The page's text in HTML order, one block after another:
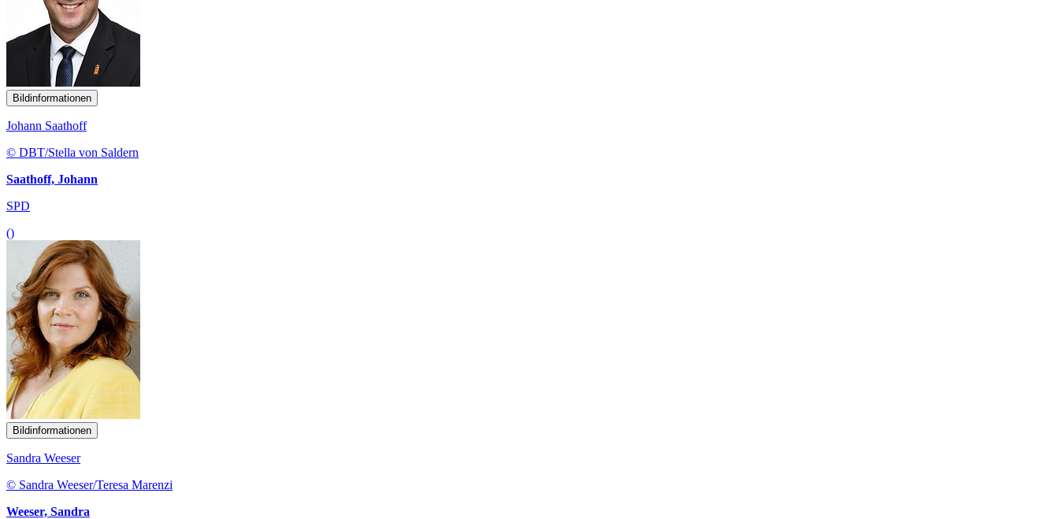
Bildinformationen
Johann Saathoff
© DBT/Stella von Saldern
Saathoff, Johann
SPD
()
Bildinformationen
Sandra Weeser
© Sandra Weeser/Teresa Marenzi
Weeser, Sandra